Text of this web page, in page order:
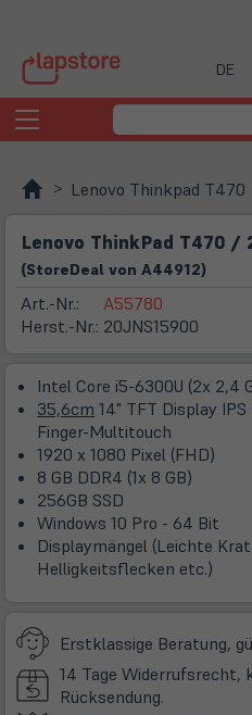
DE
Toggle
navigation
Lenovo Thinkpad T470
Lenovo ThinkPad T470 /
(StoreDeal von A44912)
Art.-Nr.:
Herst.-Nr.:
A55780
20JNS15900
Intel Core i5-6300U (2x 2,4
35,6cm 14" TFT Display
Finger-Multitouch
1920 x 1080 Pixel (FHD)
8 GB DDR4 (1x 8 GB)
256GB SSD
Windows 10 Pro - 64 Bit
Displaymängel (Leichte
Helligkeitsflecken etc.)
Erstklassige Beratung,
14 Tage Widerrufsrecht,
Rücksendung.